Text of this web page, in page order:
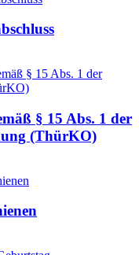
§ 15 Abs. 1 der
(ThürKO)